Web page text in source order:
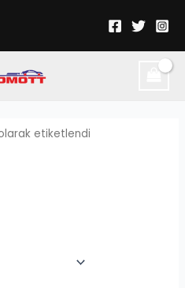
olarak etiketlendi